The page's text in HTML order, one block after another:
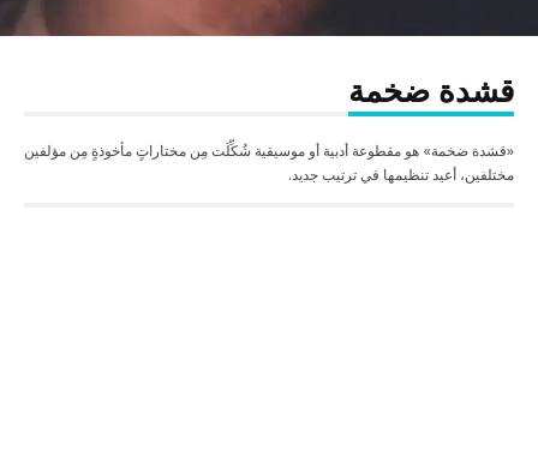
قشدة ضخمة
«قشدة ضخمة» هو مقطوعة أدبية أو موسيقية شُكِّلَت مِن مختاراتٍ مأخوذةٍ مِن مؤلفين
مختلفين، أعيد تنظيمها في ترتيب جديد.